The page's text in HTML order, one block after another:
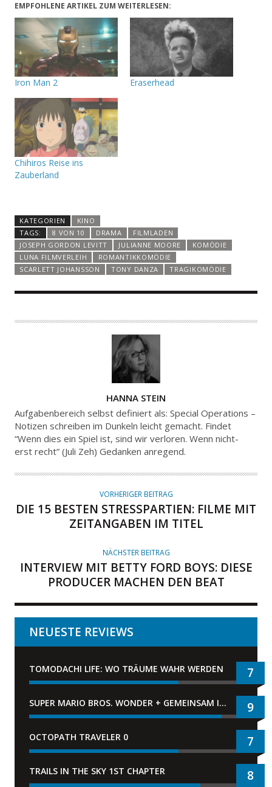
EMPFOHLENE ARTIKEL ZUM WEITERLESEN:
Iron Man 2 Eraserhead
Chihiros Reise ins
Zauberland
KATEGORIEN
KINO
TAGS:
8 VON 10 DRAMA
FILMLADEN
JOSEPH GORDON LEVITT
JULIANNE MOORE
KOMÖDIE
LUNA FILMVERLEIH
ROMANTIKKOMÖDIE
SCARLETT JOHANSSON
TONY DANZA TRAGIKOMÖDIE
U
T
O
R
HANNA STEIN
Aufgabenbereich selbst definiert als: Special Operations –
Notizen schreiben im Dunkeln leicht gemacht. Findet
“Wenn dies ein Spiel ist, sind wir verloren. Wenn nicht-
erst recht” (Juli Zeh) Gedanken anregend.
VORHERIGER BEITRAG
DIE 15 BESTEN STRESSPARTIEN: FILME MIT
ZEITANGABEN IM TITEL
NÄCHSTER BEITRAG
INTERVIEW MIT BETTY FORD BOYS: DIESE
PRODUCER MACHEN DEN BEAT
NEUESTE REVIEWS
TOMODACHI LIFE: WO TRÄUME WAHR WERDEN 7
SUPER MARIO BROS. WONDER + GEMEINSAM IM BELLABEL-PARK 9
OCTOPATH TRAVELER 0 7
TRAILS IN THE SKY 1ST CHAPTER 8